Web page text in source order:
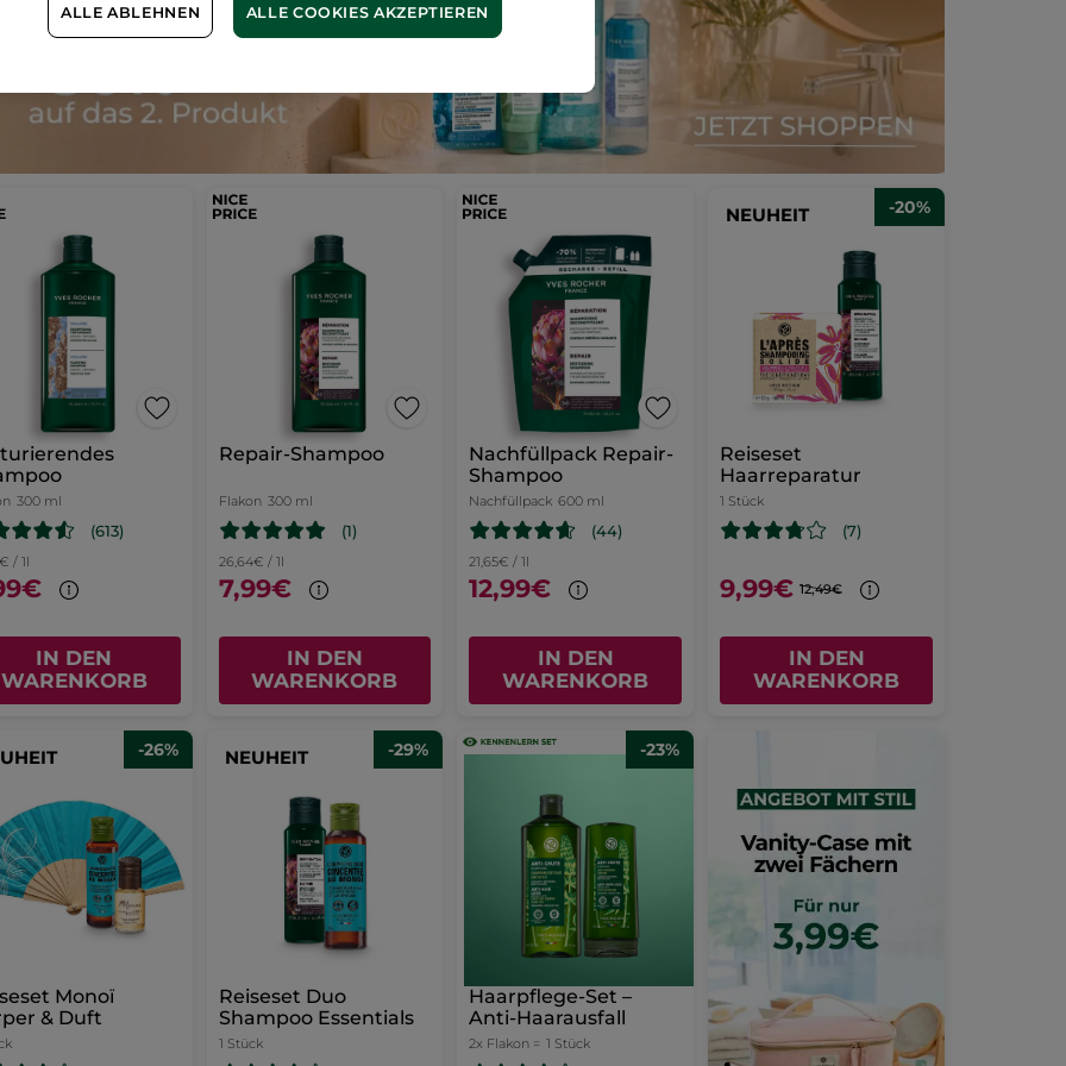
300 ml
(613)
/ 1l
IN DEN
WARENKORB
Repair-Shampoo
Flakon 300 ml
(1)
26,64€ / 1l
7,99€
IN DEN
WARENKORB
Nachfüllpack Repair-
Shampoo
Nachfüllpack 600 ml
(44)
21,65€ / 1l
12,99€
IN DEN
WARENKORB
NEUHEIT -20%
Reiseset
Haarreparatur
1 Stück
(7)
9,99€ 12,49€
IN DEN
WARENKORB
-26%
Monoï
& Duft
NEUHEIT -29%
Reiseset Duo
Shampoo Essentials
1 Stück
-23%
Haarpflege-Set –
Anti-Haarausfall
2x Flakon = 1 Stück
ALLE ABLEHNEN ALLE COOKIES AKZEPTIEREN